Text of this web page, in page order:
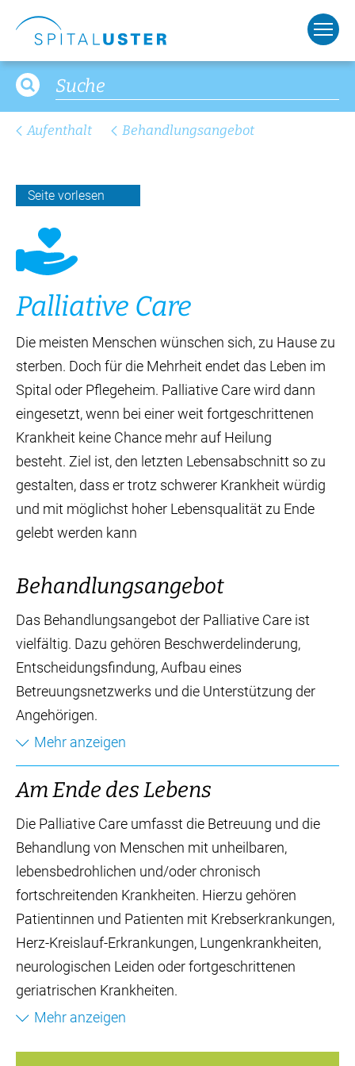
Aufenthalt Behandlungsangebot
Seite vorlesen
Pal­lia­ti­ve Ca­re
Die meisten Menschen wünschen sich, zu Hause zu
sterben. Doch für die Mehrheit endet das Leben im
Spital oder Pflegeheim. Palliative Care wird dann
eingesetzt, wenn bei einer weit fortgeschrittenen
Krankheit keine Chance mehr auf Heilung
besteht. Ziel ist, den letzten Lebensabschnitt so zu
gestalten, dass er trotz schwerer Krankheit würdig
und mit möglichst hoher Lebensqualität zu Ende
gelebt werden kann
Behandlungs­angebot
Das Behandlungsangebot der Palliative Care ist
vielfältig. Dazu gehören Beschwerdelinderung,
Entscheidungsfindung, Aufbau eines
Betreuungsnetzwerks und die Unterstützung der
Angehörigen.
Mehr anzeigen
Beschwerdelinderung
Linderung von belastenden Symptomen wie z.B.
Schmerzen, Atemnot oder Übelkeit
Die Palliative Care beugt Leiden und
Komplikationen vor.
Bei psychischen Leiden wie Ängsten und
Depressionen oder bei belastenden
Familiensituationen oder finanziellen Problemen
wird Unterstützung geboten.
Sprirituelle und existentielle Krisen werden
berücksichtigt.
Schliessen
Am En­de des Le­bens
Die Palliative Care umfasst die Betreuung und die
Behandlung von Menschen mit unheilbaren,
lebensbedrohlichen und/oder chronisch
fortschreitenden Krankheiten. Hierzu gehören
Patientinnen und Patienten mit Krebserkrankungen,
Herz-Kreislauf-Erkrankungen, Lungenkrankheiten,
neurologischen Leiden oder fortgeschrittenen
geriatrischen Krankheiten.
Mehr anzeigen